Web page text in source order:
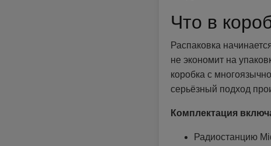
Что в
Распаковка
не экономит на
коробка с
серьёзный подход
Комплектация
Радиостанцию